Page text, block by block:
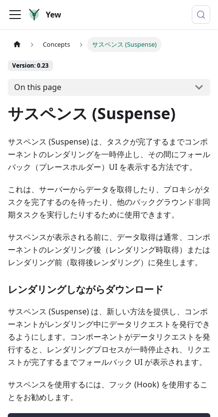
Yew
Concepts サスペンス (Suspense)
Version: 0.23
On this page
サスペンス (Suspense)
サスペンス (Suspense) は、タスクが完了するまでコンポ
ーネントのレンダリングを一時停止し、その間にフォール
バック（プレースホルダー）UI を表示する方法です。
これは、サーバーからデータを取得したり、プロキシがタ
スクを完了するのを待ったり、他のバックグラウンド非同
期タスクを実行したりするために使用できます。
サスペンスが表示される前に、データ取得は通常、コンポ
ーネントのレンダリング後（レンダリング時取得）または
レンダリング前（取得後レンダリング）に発生します。
レンダリングしながらダウンロード
サスペンス (Suspense) は、新しい方法を提供し、コンポ
ーネントがレンダリング中にデータリクエストを発行でき
るようにします。コンポーネントがデータリクエストを発
行すると、レンダリングプロセスが一時停止され、リクエ
ストが完了するまでフォールバック UI が表示されます。
サスペンスを使用するには、フック (Hook) を使用するこ
とをお勧めします。